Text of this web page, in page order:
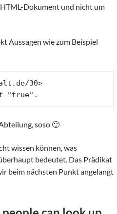
Dokument und nicht um
Aussagen wie zum Beispiel
30>
"true".
soso 🙂
wissen können, was
bedeutet. Das Prädikat
beim nächsten Punkt angelangt